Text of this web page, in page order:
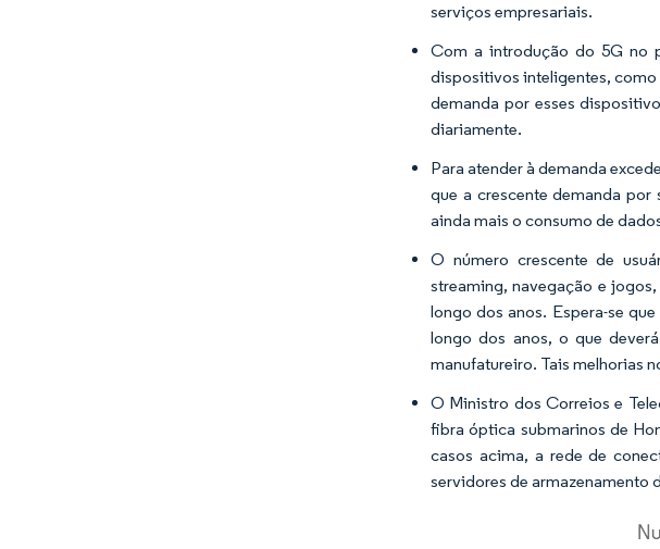
serviços empresariais.
Com a introdução do 5G no
dispositivos inteligentes, como
demanda por esses
diariamente.
Para atender à demanda
que a crescente demanda
ainda mais o consumo de
O número crescente de
streaming, navegação e
longo dos anos. Espera-se
longo dos anos, o que
manufatureiro. Tais melhorias
O Ministro dos Correios e
fibra óptica submarinos de
casos acima, a rede de
servidores de armazenamento